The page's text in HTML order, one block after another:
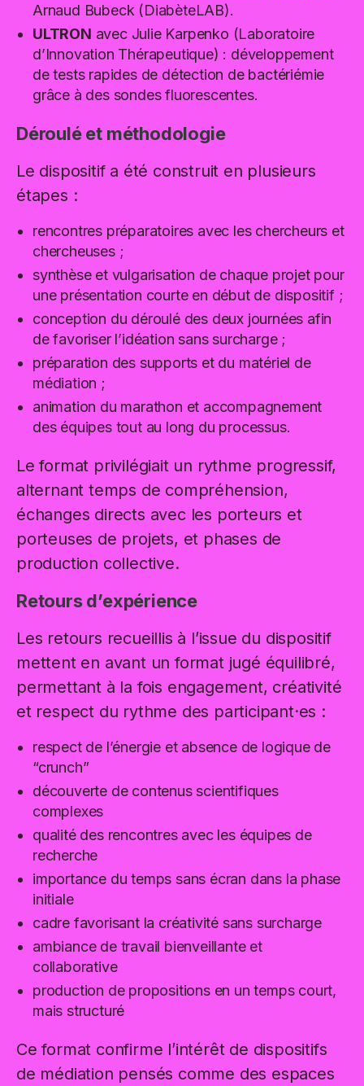
Arnaud Bubeck (DiabèteLAB).
ULTRON avec Julie Karpenko (Laboratoire
d’Innovation Thérapeutique) : développement
de tests rapides de détection de bactériémie
grâce à des sondes fluorescentes.
Déroulé et méthodologie
Le dispositif a été construit en plusieurs
étapes :
rencontres préparatoires avec les chercheurs et
chercheuses ;
synthèse et vulgarisation de chaque projet pour
une présentation courte en début de dispositif ;
conception du déroulé des deux journées afin
de favoriser l’idéation sans surcharge ;
préparation des supports et du matériel de
médiation ;
animation du marathon et accompagnement
des équipes tout au long du processus.
Le format privilégiait un rythme progressif,
alternant temps de compréhension,
échanges directs avec les porteurs et
porteuses de projets, et phases de
production collective.
Retours d’expérience
Les retours recueillis à l’issue du dispositif
mettent en avant un format jugé équilibré,
permettant à la fois engagement, créativité
et respect du rythme des participant·es :
respect de l’énergie et absence de logique de
“crunch”
découverte de contenus scientifiques
complexes
qualité des rencontres avec les équipes de
recherche
importance du temps sans écran dans la phase
initiale
cadre favorisant la créativité sans surcharge
ambiance de travail bienveillante et
collaborative
production de propositions en un temps court,
mais structuré
Ce format confirme l’intérêt de dispositifs
de médiation pensés comme des espaces